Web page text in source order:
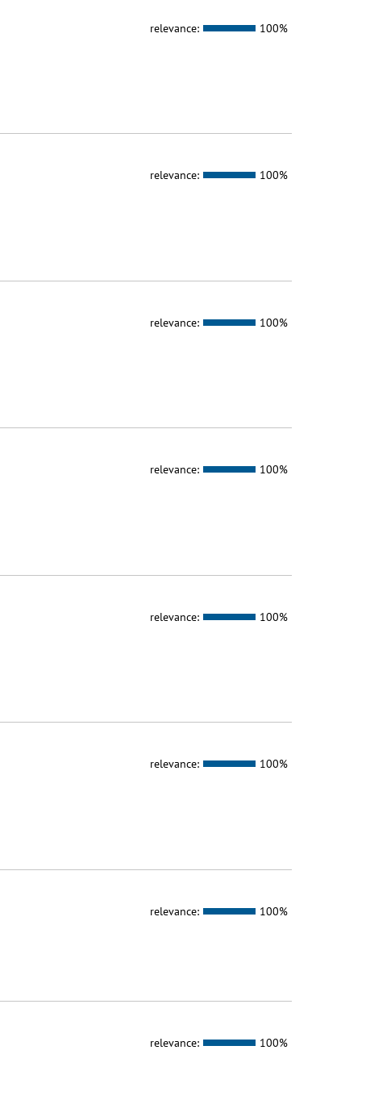
relevance: 100%
relevance: 100%
relevance: 100%
relevance: 100%
relevance: 100%
relevance: 100%
relevance: 100%
relevance: 100%